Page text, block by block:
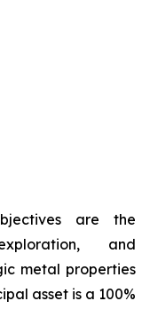
are the
and
metal properties
asset is a 100%